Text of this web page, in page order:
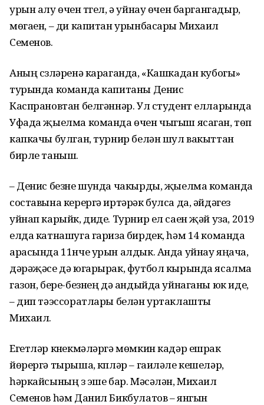
урын алу өчен түгел, ә уйнау өчен баргангадыр,
мөгаен, – ди капитан урынбасары Михаил
Семенов.
Аның сүзләренә караганда, «Кашкадан кубогы»
турында команда капитаны Денис
Каспрановтан белгәннәр. Ул студент елларында
Уфада җыелма команда өчен чыгыш ясаган, төп
капкачы булган, турнир белән шул вакыттан
бирле таныш.
– Денис безне шунда чакырды, җыелма команда
составына керергә иртәрәк булса да, әйдәгез
уйнап карыйк, диде. Турнир ел саен җәй уза, 2019
елда катнашуга гариза бирдек, һәм 14 команда
арасында 11нче урын алдык. Анда уйнау яңача,
дәрәҗәсе дә югарырак, футбол кырында ясалма
газон, бере-безнең дә андыйда уйнаганы юк иде,
– дип тәэссоратлары белән уртаклашты
Михаил.
Егетләр күнекмәләргә мөмкин кадәр ешрак
йөрергә тырыша, күпләр – гаиләле кешеләр,
һәркайсының үз эше бар. Мәсәлән, Михаил
Семенов һәм Данил Бикбулатов – янгын